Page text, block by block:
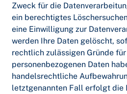
Zweck für die
ein berechtigtes
eine Einwilligung zur
werden Ihre Daten gelöscht,
rechtlich zulässigen Gründe
personenbezogenen Daten
handelsrechtliche
letztgenannten Fall erfolgt die